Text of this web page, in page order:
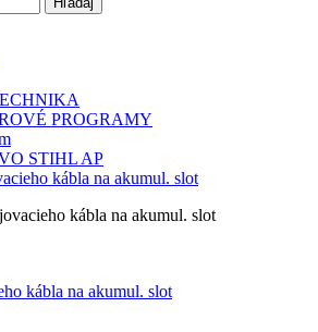
PROGRAMY
STIHL AP
kábla na akumul. slot